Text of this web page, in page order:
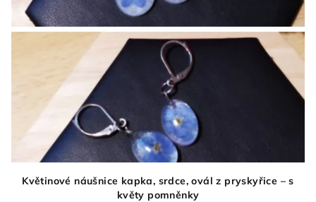
Květinové náušnice kapka, srdce, ovál z pryskyřice – s
květy pomněnky